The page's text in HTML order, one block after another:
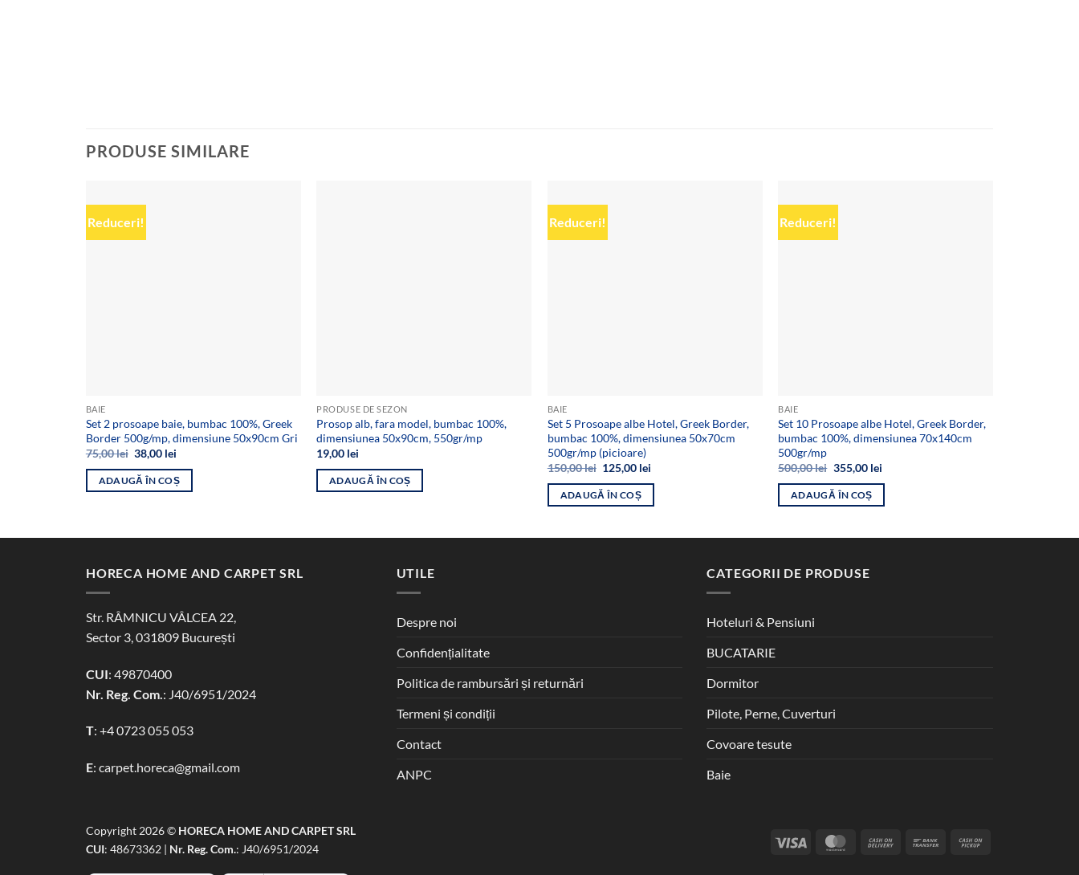
PRODUSE SIMILARE
Reduceri!
BAIE
Set 2 prosoape baie, bumbac 100%, Greek
Border 500g/mp, dimensiune 50x90cm Gri
75,00lei Prețul
inițial
a
fost:
38,00 lei
este:
38,00 lei.
ADAUGĂ ÎN COȘ
PRODUSE DE SEZON
Prosop alb, fara model, bumbac 100%,
dimensiunea 50x90cm, 550gr/mp
19,00 lei
ADAUGĂ ÎN COȘ
Reduceri!
BAIE
Set 5 Prosoape albe Hotel, Greek Border,
bumbac 100%, dimensiunea 50x70cm
500gr/mp (picioare)
150,00lei Prețul
inițial
a
fost:
125,00 lei
este:
ADAUGĂ ÎN COȘ
Reduceri!
BAIE
Set 10 Prosoape albe Hotel, Greek Border,
bumbac 100%, dimensiunea 70x140cm
500gr/mp
500,00lei Prețul
inițial
a
fost:
355,00 leiPrețul
este:
ADAUGĂ ÎN COȘ
HORECA HOME AND CARPET SRL
Str. RÂMNICU VÂLCEA 22,
Sector 3, 031809 București
CUI: 49870400
Nr. Reg. Com. : J40/6951/2024
T: +4 0723 055 053
E: carpet.horeca@gmail.com
UTILE
Despre noi
Confidențialitate
Politica de rambursări și returnări
Termeni și condiții
Contact
ANPC
CATEGORII DE PRODUSE
Hoteluri & Pensiuni
BUCATARIE
Dormitor
Pilote, Perne, Cuverturi
Covoare tesute
Baie
Visa MasterCardCash
Bank
Copyright 2026 © HORECA HOME AND CARPET SRL
CUI: 48673362 | Nr. Reg. Com.: J40/6951/2024